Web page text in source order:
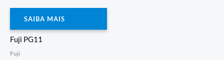
SAIBA MAIS
Fuji PG11
Fuji